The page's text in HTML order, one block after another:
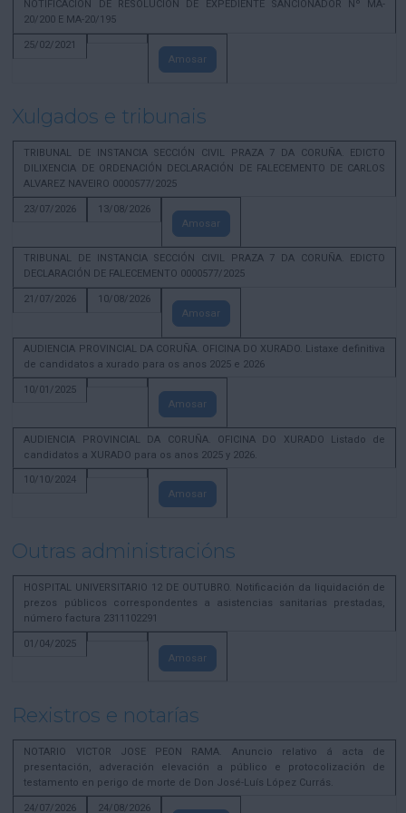
NOTIFICACION DE RESOLUCION DE EXPEDIENTE SANCIONADOR Nº MA-
20/200 E MA-20/195
25/02/2021
Amosar
Xulgados e tribunais
TRIBUNAL DE INSTANCIA SECCIÓN CIVIL PRAZA 7 DA CORUÑA. EDICTO
DILIXENCIA DE ORDENACIÓN DECLARACIÓN DE FALECEMENTO DE CARLOS
ALVAREZ NAVEIRO 0000577/2025
23/07/2026
13/08/2026
Amosar
TRIBUNAL DE INSTANCIA SECCIÓN CIVIL PRAZA 7 DA CORUÑA. EDICTO
DECLARACIÓN DE FALECEMENTO 0000577/2025
21/07/2026
10/08/2026
Amosar
AUDIENCIA PROVINCIAL DA CORUÑA. OFICINA DO XURADO. Listaxe definitiva
de candidatos a xurado para os anos 2025 e 2026
10/01/2025
Amosar
AUDIENCIA PROVINCIAL DA CORUÑA. OFICINA DO XURADO Listado de
candidatos a XURADO para os anos 2025 y 2026.
10/10/2024
Amosar
Outras administracións
HOSPITAL UNIVERSITARIO 12 DE OUTUBRO. Notificación da liquidación de
prezos públicos correspondentes a asistencias sanitarias prestadas,
número factura 2311102291
01/04/2025
Amosar
Rexistros e notarías
NOTARIO VICTOR JOSE PEON RAMA. Anuncio relativo á acta de
presentación, adveración elevación a público e protocolización de
testamento en perigo de morte de Don José-Luís López Currás.
24/07/2026
24/08/2026